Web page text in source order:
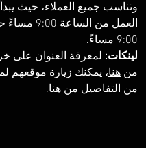
وتناسب جميع العملاء، حيث
العمل من
9:00 مساءً.
لينكات: لمعرفة العنوان على
من هنا، يمكنك زيارة موقعهم
من التفاصيل من هنا.